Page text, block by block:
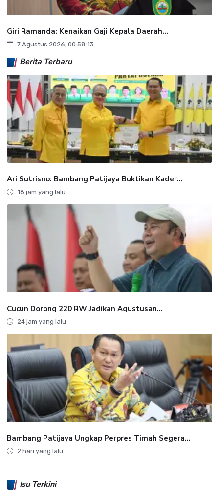
Giri Ramanda: Kenaikan Gaji Kepala Daerah...
7 Agustus 2026, 00:58:13
Berita Terbaru
Ari Sutrisno: Bambang Patijaya Buktikan Kader...
18 jam yang lalu
Cucun Dorong 220 RW Jadikan Agustusan...
24 jam yang lalu
Bambang Patijaya Ungkap Perpres Timah Segera...
2 hari yang lalu
Isu Terkini